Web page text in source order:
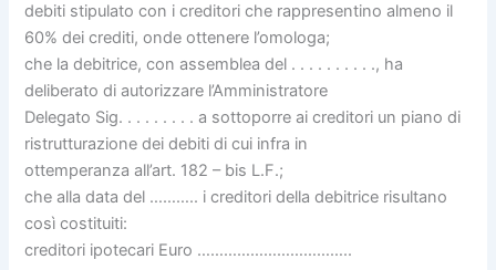
debiti stipulato con i creditori che rappresentino almeno il
60% dei crediti, onde ottenere l’omologa;
che la debitrice, con assemblea del . . . . . . . . . ., ha
deliberato di autorizzare l’Amministratore
Delegato Sig. . . . . . . . . a sottoporre ai creditori un piano di
ristrutturazione dei debiti di cui infra in
ottemperanza all’art. 182 – bis L.F.;
che alla data del ……….. i creditori della debitrice risultano
così costituiti:
creditori ipotecari Euro ……………………………..